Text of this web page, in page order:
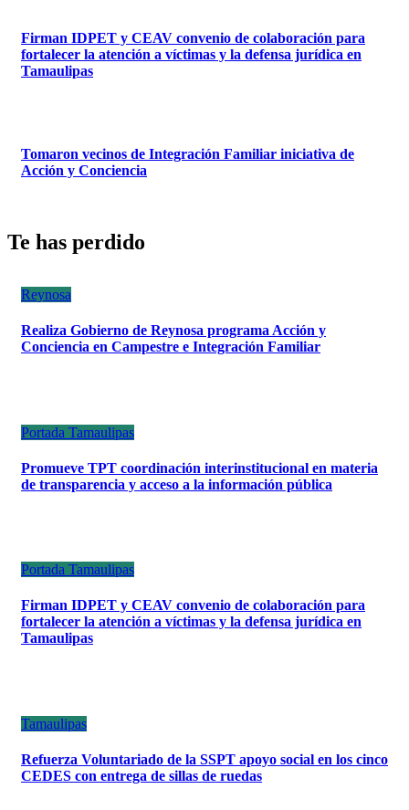
Firman IDPET y CEAV convenio de colaboración para
fortalecer la atención a víctimas y la defensa jurídica en
Tamaulipas
Tomaron vecinos de Integración Familiar iniciativa de
Acción y Conciencia
Te has perdido
Reynosa
Realiza Gobierno de Reynosa programa Acción y
Conciencia en Campestre e Integración Familiar
Portada Tamaulipas
Promueve TPT coordinación interinstitucional en materia
de transparencia y acceso a la información pública
Portada Tamaulipas
Firman IDPET y CEAV convenio de colaboración para
fortalecer la atención a víctimas y la defensa jurídica en
Tamaulipas
Tamaulipas
Refuerza Voluntariado de la SSPT apoyo social en los cinco
CEDES con entrega de sillas de ruedas